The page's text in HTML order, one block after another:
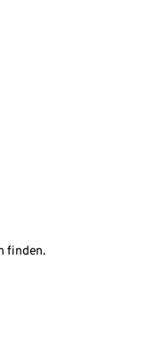
finden.